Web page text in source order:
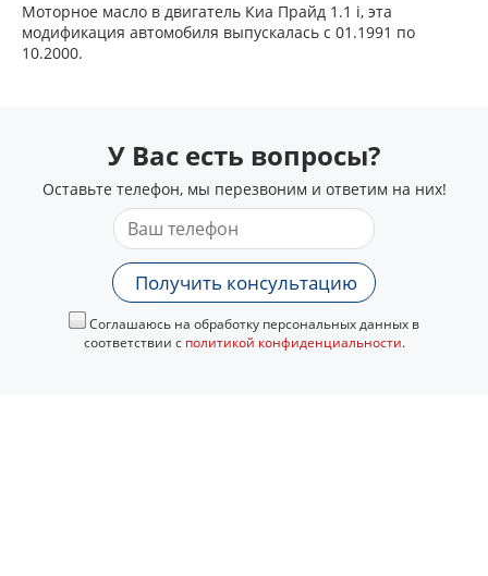
Моторное масло в двигатель Киа Прайд 1.1 i, эта
модификация автомобиля выпускалась с 01.1991 по
10.2000.
У Вас есть вопросы?
Оставьте телефон, мы перезвоним и ответим на них!
Получить консультацию
Соглашаюсь на обработку персональных данных в
соответствии с политикой конфиденциальности.